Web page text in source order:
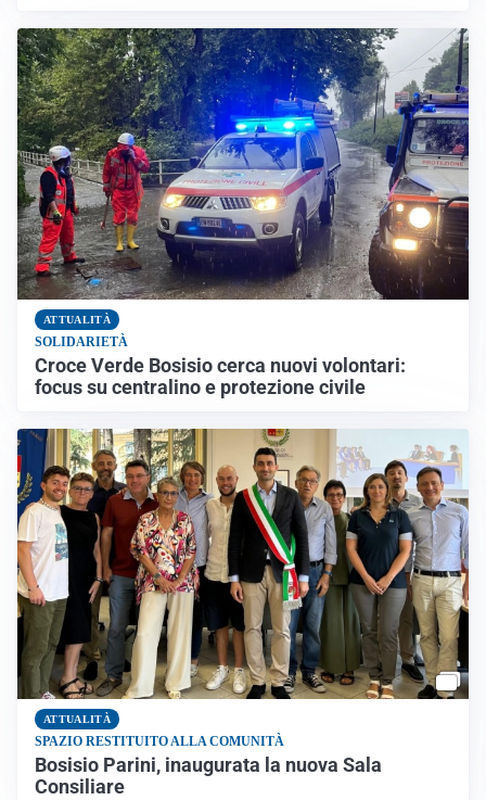
ATTUALITÀ
SOLIDARIETÀ
Croce Verde Bosisio cerca nuovi volontari:
focus su centralino e protezione civile
ATTUALITÀ
SPAZIO RESTITUITO ALLA COMUNITÀ
Bosisio Parini, inaugurata la nuova Sala
Consiliare